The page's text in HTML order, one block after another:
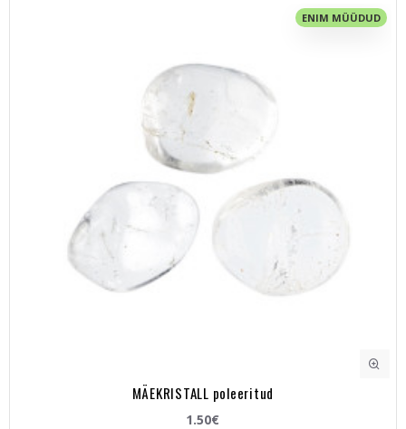
ENIM MÜÜDUD
MÄEKRISTALL poleeritud
1.50€